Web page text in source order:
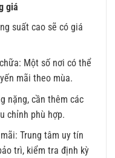
giá
suất cao sẽ có giá
Một số nơi có thể
mãi theo mùa.
nặng, cần thêm các
chỉnh phù hợp.
Trung tâm uy tín
trì, kiểm tra định kỳ